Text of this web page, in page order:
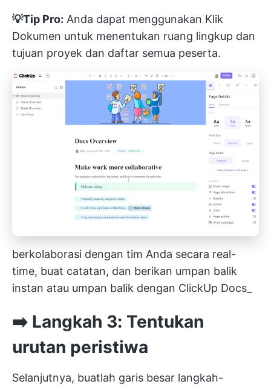
💡Tip Pro: Anda dapat menggunakan Klik
Dokumen untuk menentukan ruang lingkup dan
tujuan proyek dan daftar semua peserta.
berkolaborasi dengan tim Anda secara real-
time, buat catatan, dan berikan umpan balik
instan atau umpan balik dengan ClickUp Docs_
➡️ Langkah 3: Tentukan
urutan peristiwa
Selanjutnya, buatlah garis besar langkah-